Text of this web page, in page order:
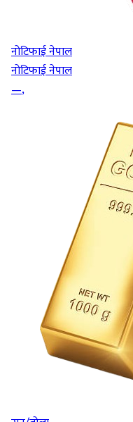
नोटिफाई नेपाल
नोटिफाई नेपाल
—,